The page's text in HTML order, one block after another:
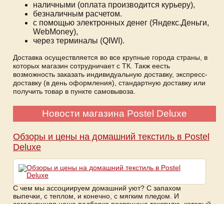
наличными (оплата производится курьеру),
безналичным расчетом.
с помощью электронных денег (Яндекс.Деньги,
WebMoney),
через терминалы (QIWI).
Доставка осуществляется во все крупные города страны, в
которых магазин сотрудничает с ТК. Такж еесть
возможность заказать индивидуальную доставку, экспресс-
доставку (в день оформления), стандартную доставку или
получить товар в пункте самовывоза.
Новости магазина Postel Deluxe
Обзоры и цены на домашний текстиль в Postel
Deluxe
С чем мы ассоциируем домашний уют? С запахом
выпечки, с теплом, и конечно, с мягким пледом. И